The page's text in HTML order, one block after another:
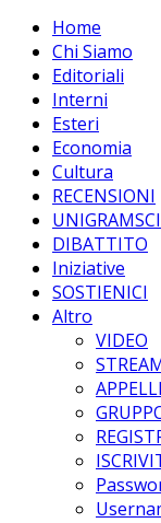
Home
Chi Siamo
Editoriali
Interni
Esteri
Economia
Cultura
RECENSIONI
UNIGRAMSCI
DIBATTITO
Iniziative
SOSTIENICI
Altro
VIDEO
APPELLI